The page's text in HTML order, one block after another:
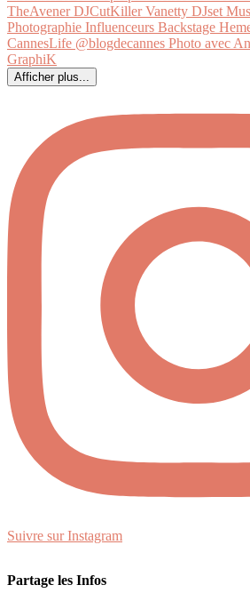
Afficher plus...
Suivre sur Instagram
Partage les Infos